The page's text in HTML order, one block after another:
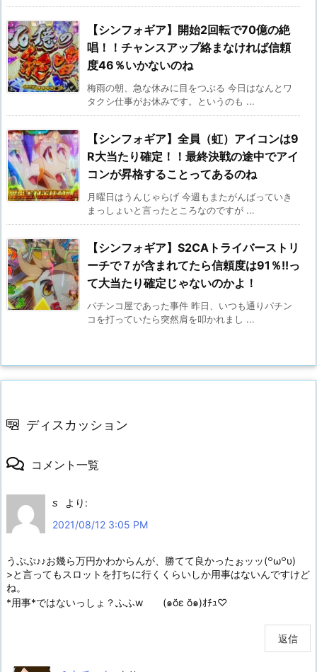
【シンフォギア】開始2回転で70億の絶
唱！！チャンスアップ絡まなければ信頼
度46％いかないのね
梅雨の朝、急な休みに目をつぶる 今日はなんとワ
タクシ仕事がお休みです。というのも ...
【シンフォギア】全員（虹）アイコンは9
R大当たり確定！！最終決戦の途中でアイ
コンが昇格することってあるのね
月曜日はうんじゃらげ 今週もまたがんばっていき
まっしょいと言ったところなのですが ...
【シンフォギア】S2CAトライバーストリ
ーチで７が含まれてたら信頼度は91％!!っ
て大当たり確定じゃないのかよ！
パチンコ屋であった事件 昨日、いつも通りパチン
コを打っていたら突然肩を叩かれまし ...
ディスカッション
コメント一覧
s
より:
2021/08/12 3:05 PM
うぷぷ♪♪お幾ら万円かわからんが、勝てて良かったぉッッ(꒪ω꒪υ)
>と言ってもスロットを打ちに行くくらいしか用事はないんですけど
ね。
*用事*ではないっしょ？ふふw (๑ŏε ŏ๑)ｵﾁｭ♡
返信